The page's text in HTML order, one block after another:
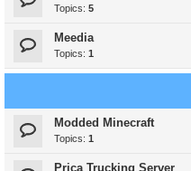
Topics: 5
Meedia
Topics: 1
Modded Minecraft
Topics: 1
Prica Trucking Server